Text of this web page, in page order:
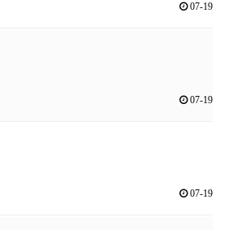
07-19
07-19
07-19